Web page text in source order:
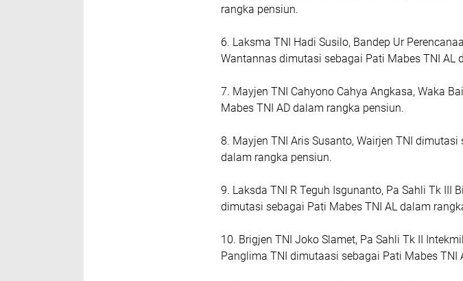
rangka pensiun.
6. Laksma TNI Hadi Susilo, Bandep Ur
Wantannas dimutasi sebagai Pati Mabes TNI AL
7. Mayjen TNI Cahyono Cahya Angkasa, Waka
Mabes TNI AD dalam rangka pensiun.
8. Mayjen TNI Aris Susanto, Wairjen TNI dimutasi
dalam rangka pensiun.
9. Laksda TNI R Teguh Isgunanto, Pa Sahli Tk III
dimutasi sebagai Pati Mabes TNI AL dalam
10. Brigjen TNI Joko Slamet, Pa Sahli Tk II
Panglima TNI dimutaasi sebagai Pati Mabes TNI